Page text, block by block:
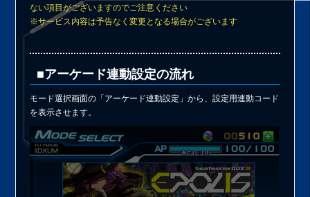
ない項目がございますのでご注意ください
※サービス内容は予告なく変更となる場合がございます
■アーケード連動設定の流れ
モード選択画面の「アーケード連動設定」から、設定用連動コード
を表示させます。